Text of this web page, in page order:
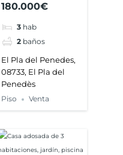
180.000€
3 hab
2 baños
El Pla del Penedes,
08733, El Pla del
Penedès
Piso Venta